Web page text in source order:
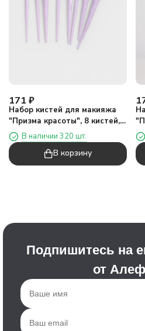
171 ₽
Набор кистей для макияжа
"Призма красоты", 8 кистей,
фиолетовый
В наличии 320 шт.
В корзину
Подпишитесь на
от